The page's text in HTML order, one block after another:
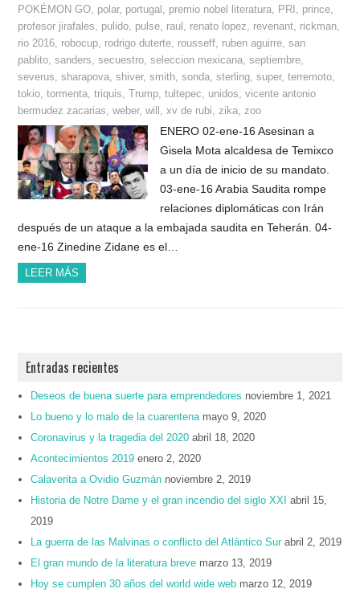
POKÉMON GO polar, portugal premio nobel literatura PRI prince
profesor jirafales
pulido pulse raul renato lopez revenant rickman
rio 2016 robocup rodrigo duterte rousseff ruben aguirre ,san
pablito ,sanders ,secuestro ,seleccion mexicana ,septiembre
severus ,sharapova ,shiver,smith ,sonda ,sterling ,super,terremoto
tokio ,tormenta ,triquis ,Trump ,tultepec unidos ,vicente antonio
bermudez zacarias ,weber,will ,xv de rubi zika zoo
ENERO 02-ene-16 Asesinan a
Gisela Mota alcaldesa de Temixco
a un día de inicio de su mandato.
03-ene-16 Arabia Saudita rompe
relaciones diplomáticas con Irán
después de un ataque a la embajada saudita en Teherán. 04-
ene-16 Zinedine Zidane es el…
LEER MÁS
Entradas recientes
Deseos de buena suerte para emprendedores noviembre 1, 2021
Lo bueno y lo malo de la cuarentena mayo 9, 2020
Coronavirus y la tragedia del 2020 abril 18, 2020
Acontecimientos 2019 enero 2, 2020
Calaverita a Ovidio Guzmán noviembre 2, 2019
Historia de Notre Dame y el gran incendio del siglo XXI
abril 15,
2019
La guerra de las Malvinas o conflicto del Atlántico Sur abril 2, 2019
El gran mundo de la literatura breve marzo 13, 2019
Hoy se cumplen 30 años del world wide web marzo 12, 2019